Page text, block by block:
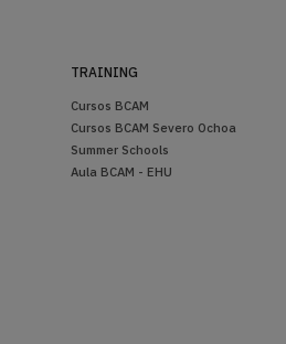
TRAINING
Cursos BCAM
Cursos BCAM Severo Ochoa
Summer Schools
Aula BCAM - EHU